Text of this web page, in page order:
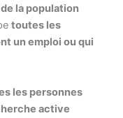
la population
toutes les
un emploi ou qui
les personnes
active